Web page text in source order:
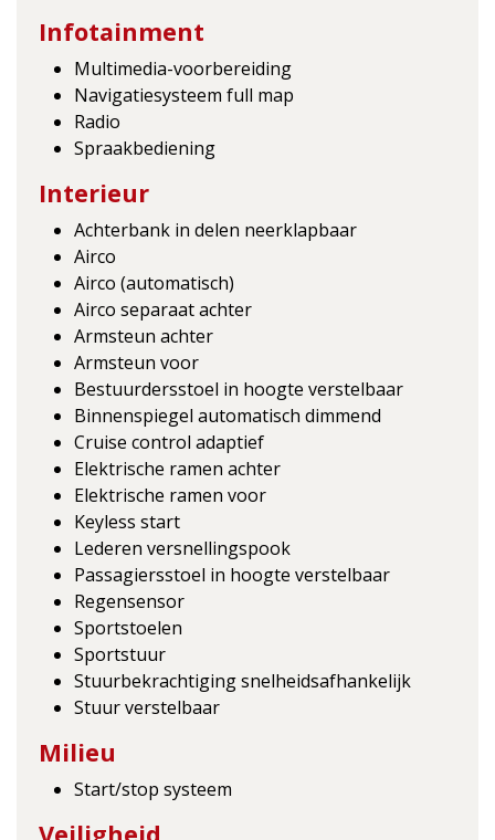
Infotainment
Multimedia-voorbereiding
Navigatiesysteem full map
Radio
Spraakbediening
Interieur
Achterbank in delen neerklapbaar
Airco
Airco (automatisch)
Airco separaat achter
Armsteun achter
Armsteun voor
Bestuurdersstoel in hoogte verstelbaar
Binnenspiegel automatisch dimmend
Cruise control adaptief
Elektrische ramen achter
Elektrische ramen voor
Keyless start
Lederen versnellingspook
Passagiersstoel in hoogte verstelbaar
Regensensor
Sportstoelen
Sportstuur
Stuurbekrachtiging snelheidsafhankelijk
Stuur verstelbaar
Milieu
Start/stop systeem
Veiligheid